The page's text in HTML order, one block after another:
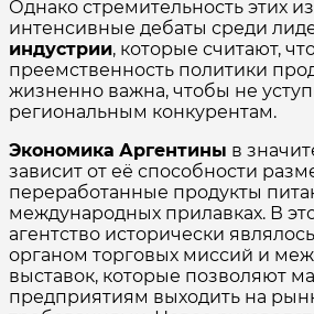
Однако стремительность этих
интенсивные дебаты среди
индустрии, которые считают,
преемственность политики
жизненно важна, чтобы не
региональным конкурентам.
Экономика Аргентины в
зависит от её способности
переработанные продукты
международных прилавках. В
агентство исторически
органом торговых миссий и
выставок, которые позволяют
предприятиям выходить на